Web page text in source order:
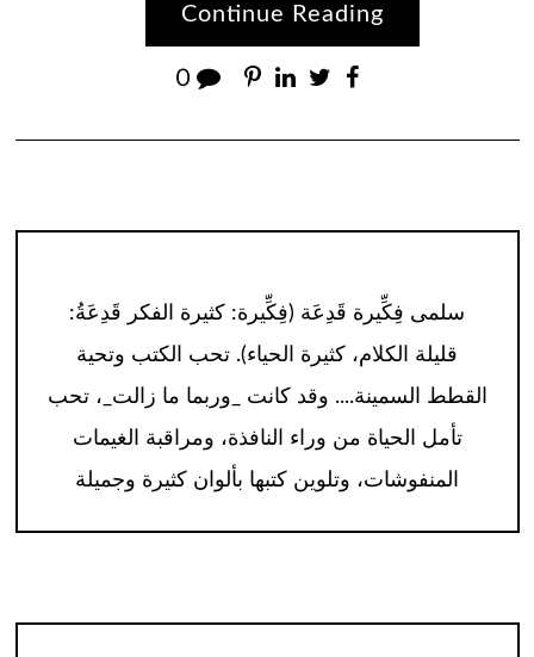
Continue Reading
0
سلمى فِكِّيرة قَدِعَة (فِكِّيرة: كثيرة الفكر قَدِعَةُ:
قليلة الكلام، كثيرة الحياء). تحب الكتب وتحية
القطط السمينة.... وقد كانت _وربما ما زالت_، تحب
تأمل الحياة من وراء النافذة، ومراقبة الغيمات
المنفوشات، وتلوين كتبها بألوان كثيرة وجميلة